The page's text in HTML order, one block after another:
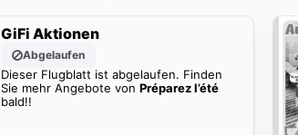
GiFi Aktionen
Abgelaufen
Dieser Flugblatt ist abgelaufen. Finden
Sie mehr Angebote von Préparez l’été
bald!!